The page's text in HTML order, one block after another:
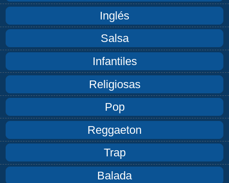
Inglés
Salsa
Infantiles
Religiosas
Pop
Reggaeton
Trap
Balada